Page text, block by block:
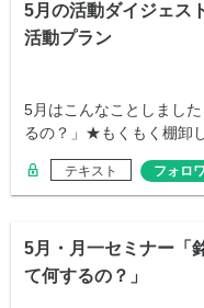
5月の活動ダイジェス
活動プラン
5月はこんなことしまし
るの？」★もくもく棚
テキスト フォロ
5月・月一セミナー「
て何するの？」